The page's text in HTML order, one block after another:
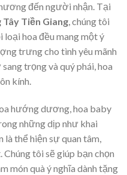
đến người nhận. Tại
Tiền Giang, chúng tôi
hoa đều mang một ý
trưng cho tình yêu mãnh
trọng và quý phái, hoa
kính.
hướng dương, hoa baby
những dịp như khai
thể hiện sự quan tâm,
tôi sẽ giúp bạn chọn
món quà ý nghĩa dành tặng